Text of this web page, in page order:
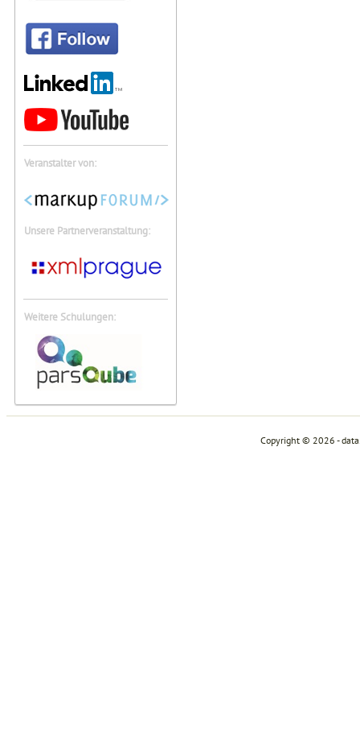
Veranstalter von:
Unsere Partnerveranstaltung:
Weitere Schulungen:
Copyright © 2026 -